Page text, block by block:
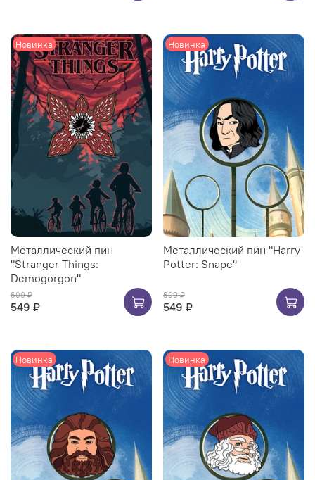
Новинка
Металлический пин
"Stranger Things:
Demogorgon"
600 ₽
549 ₽
Новинка
Металлический пин "Harry
Potter: Snape"
600 ₽
549 ₽
Новинка Новинка